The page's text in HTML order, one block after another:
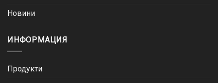
Новини
ИНФОРМАЦИЯ
Продукти